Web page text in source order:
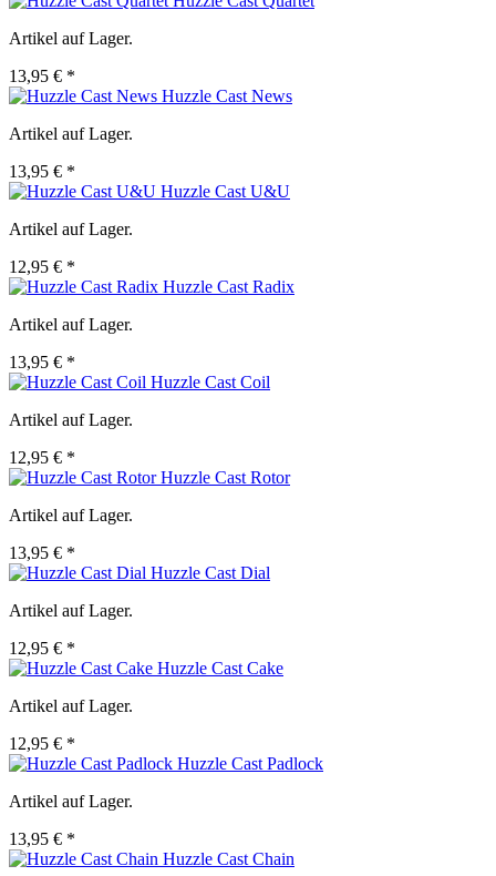
Artikel auf Lager.
13,95 € *
Huzzle Cast News
Artikel auf Lager.
13,95 € *
Huzzle Cast U&U
Artikel auf Lager.
12,95 € *
Huzzle Cast Radix
Artikel auf Lager.
13,95 € *
Huzzle Cast Coil
Artikel auf Lager.
12,95 € *
Huzzle Cast Rotor
Artikel auf Lager.
13,95 € *
Huzzle Cast Dial
Artikel auf Lager.
12,95 € *
Huzzle Cast Cake
Artikel auf Lager.
12,95 € *
Huzzle Cast Padlock
Artikel auf Lager.
13,95 € *
Huzzle Cast Chain